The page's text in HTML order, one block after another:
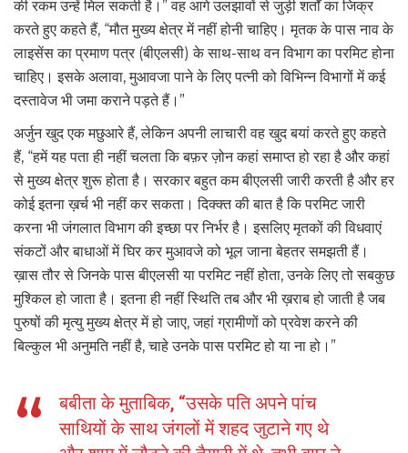
की रकम उन्हें मिल सकती है।” वह आगे उलझावों से जुड़ी शर्तों का जिक्र
करते हुए कहते हैं, “मौत मुख्य क्षेत्र में नहीं होनी चाहिए। मृतक के पास नाव के
लाइसेंस का प्रमाण पत्र (बीएलसी) के साथ-साथ वन विभाग का परमिट होना
चाहिए। इसके अलावा, मुआवजा पाने के लिए पत्नी को विभिन्न विभागों में कई
दस्तावेज भी जमा कराने पड़ते हैं।”
अर्जुन खुद एक मछुआरे हैं, लेकिन अपनी लाचारी वह खुद बयां करते हुए कहते
हैं, “हमें यह पता ही नहीं चलता कि बफ़र ज़ोन कहां समाप्त हो रहा है और कहां
से मुख्य क्षेत्र शुरू होता है। सरकार बहुत कम बीएलसी जारी करती है और हर
कोई इतना ख़र्च भी नहीं कर सकता। दिक्क्त की बात है कि परमिट जारी
करना भी जंगलात विभाग की इच्छा पर निर्भर है। इसलिए मृतकों की विधवाएं
संकटों और बाधाओं में घिर कर मुआवजे को भूल जाना बेहतर समझती हैं।
ख़ास तौर से जिनके पास बीएलसी या परमिट नहीं होता, उनके लिए तो सबकुछ
मुश्किल हो जाता है। इतना ही नहीं स्थिति तब और भी ख़राब हो जाती है जब
पुरुषों की मृत्यु मुख्य क्षेत्र में हो जाए, जहां ग्रामीणों को प्रवेश करने की
बिल्कुल भी अनुमति नहीं है, चाहे उनके पास परमिट हो या ना हो।”
बबीता के मुताबिक, “उसके पति अपने पांच
साथियों के साथ जंगलों में शहद जुटाने गए थे